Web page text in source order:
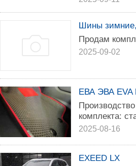
Шины
Продам
2025-09-02
ЕВА ЭВА
комплекта:
2025-08-16
EXEED LX